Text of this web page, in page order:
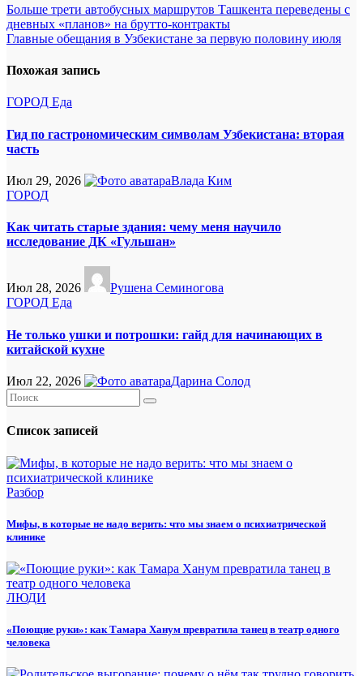
Навигация
по
Больше трети автобусных маршрутов Ташкента переведены с
дневных «планов» на брутто-контракты
Главные обещания в Узбекистане за первую половину июля
Похожая запись
ГОРОД Еда
Гид по гастрономическим символам Узбекистана: вторая
часть
Июл 29, 2026
Влада Ким
ГОРОД
Как читать старые здания: чему меня научило
исследование ДК «Гульшан»
Июл 28, 2026
Рушена Семиногова
ГОРОД Еда
Не только ушки и потрошки: гайд для начинающих в
китайской кухне
Июл 22, 2026 Дарина Солод
Список записей
Разбор
Мифы, в которые не надо верить: что мы знаем о психиатрической
клинике
ЛЮДИ
«Поющие руки»: как Тамара Ханум превратила танец в театр одного
человека